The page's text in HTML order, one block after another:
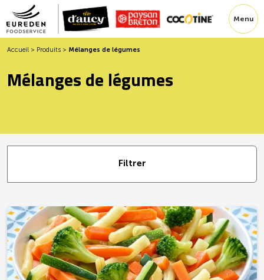
Menu
Accueil > Produits > Mélanges de légumes
Mélanges de légumes
Filtrer